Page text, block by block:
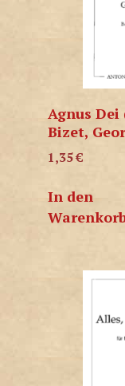
Agnus Dei
Bizet,
1,35€
In den